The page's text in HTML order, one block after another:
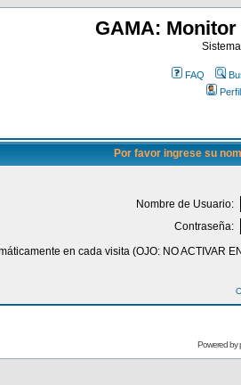
GAMA:
FAQ
Perfil
Por favor ingrese su
Nombre de Usuario:
Contraseña:
en cada visita (OJO: NO ACTIVAR
Powered by